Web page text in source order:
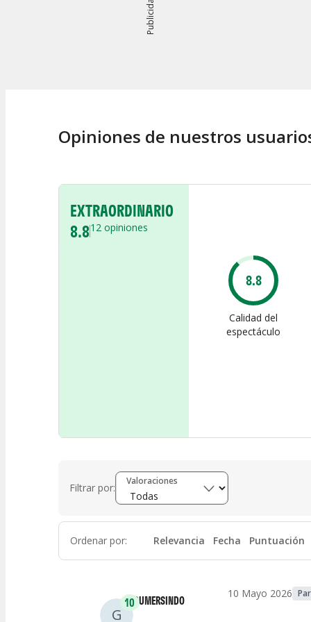
Publicidad
Opiniones de nuestros
EXTRAORDINARIO
8.812 opiniones
8.8
Calidad del
espectáculo
Filtrar por:
Valoraciones
Ordenar por: Relevancia Fecha Puntuación
G
10GUMERSINDO
10 Mayo 2026